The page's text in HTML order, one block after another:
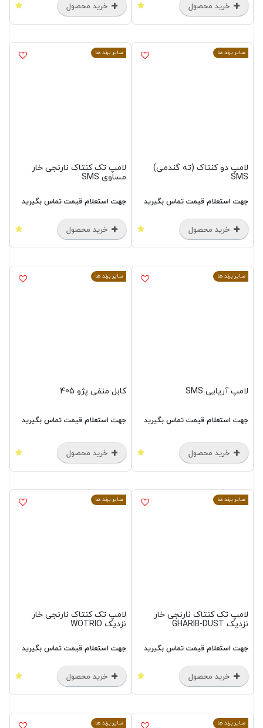
خرید محصول خرید محصول
سایر برند ها
لامپ دو کنتاک (ته گندمی)
SMS
جهت استعلام قیمت تماس بگیرید
خرید محصول
سایر برند ها
لامپ تک کنتاک نارنجی خار
مساوی SMS
جهت استعلام قیمت تماس بگیرید
خرید محصول
سایر برند ها
لامپ آریایی SMS
جهت استعلام قیمت تماس بگیرید
خرید محصول
سایر برند ها
کابل منفی پژو 405
جهت استعلام قیمت تماس بگیرید
خرید محصول
سایر برند ها
لامپ تک کنتاک نارنجی خار
نزدیک GHARIB-DUST
جهت استعلام قیمت تماس بگیرید
خرید محصول
سایر برند ها
لامپ تک کنتاک نارنجی خار
نزدیک WOTRIO
جهت استعلام قیمت تماس بگیرید
خرید محصول
سایر برند ها سایر برند ها